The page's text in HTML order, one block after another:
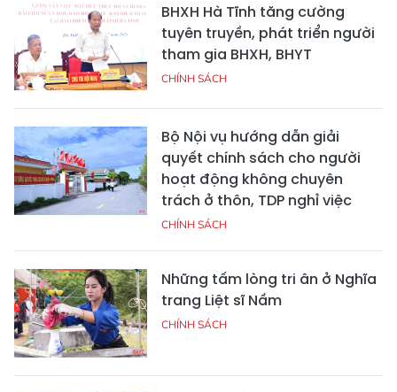
BHXH Hà Tĩnh tăng cường
tuyên truyền, phát triển người
tham gia BHXH, BHYT
CHÍNH SÁCH
Bộ Nội vụ hướng dẫn giải
quyết chính sách cho người
hoạt động không chuyên
trách ở thôn, TDP nghỉ việc
CHÍNH SÁCH
Những tấm lòng tri ân ở Nghĩa
trang Liệt sĩ Nầm
CHÍNH SÁCH